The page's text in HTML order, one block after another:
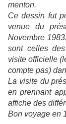
menton.
Ce dessin fut
venue du
Novembre
sont celles
visite officielle
compte pas)
La visite du
en prennant
affiche des
Bon voyage en